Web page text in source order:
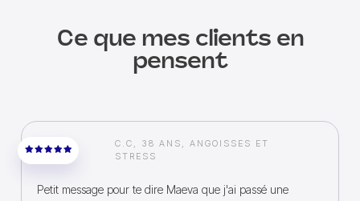
Ce que mes clients en
pensent
C.C, 38 ANS, ANGOISSES ET
STRESS
Petit message pour te dire Maeva que j'ai passé une